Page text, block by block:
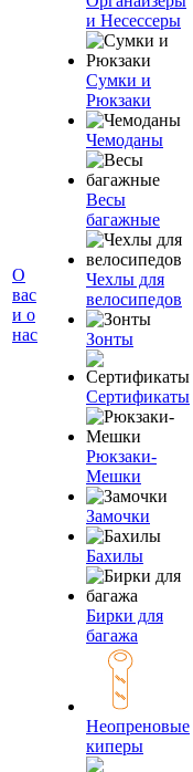
О
вас
и о
нас
и Несессеры
Сумки и
Рюкзаки
Чемоданы
Весы
багажные
Чехлы для
велосипедов
Зонты
Сертификаты
Рюкзаки-
Мешки
Замочки
Бахилы
Бирки для
багажа
Неопреновые
киперы